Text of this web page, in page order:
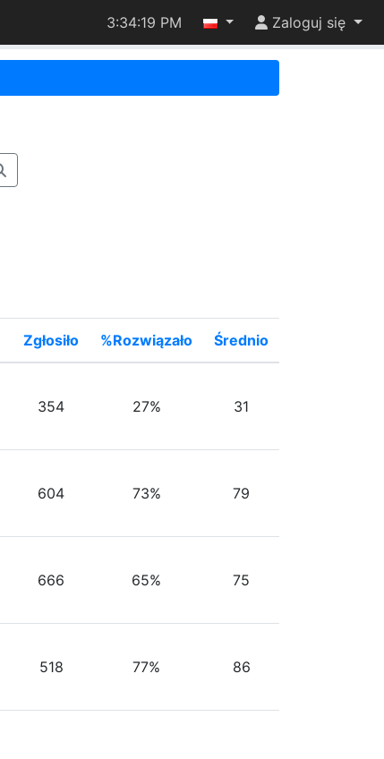
3:34:19 PM Zaloguj się
Zgłosiło %Rozwiązało Średnio
354 27% 31
604 73% 79
666 65% 75
518 77% 86